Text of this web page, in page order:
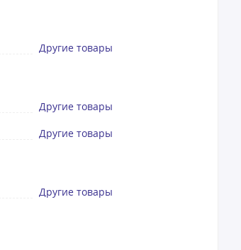
Другие товары
Другие товары
Другие товары
Другие товары